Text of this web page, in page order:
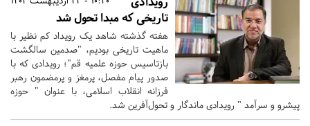
تاریخی که مبدا تحول‌ شد
هفته گذشته شاهد یک رویداد کم نظیر با
ماهیت تاریخی بودیم، "صدمین سالگشت
بازتاسیس حوزه علمیه قم"؛ رویدادی که با
صدور پیام مفصل، پرمغز و پرمضمون رهبر
فرزانه انقلاب اسلامی، با عنوان " حوزه
پیشرو و سرآمد " رویدادی ماندگار و تحول‌آفرین شد.